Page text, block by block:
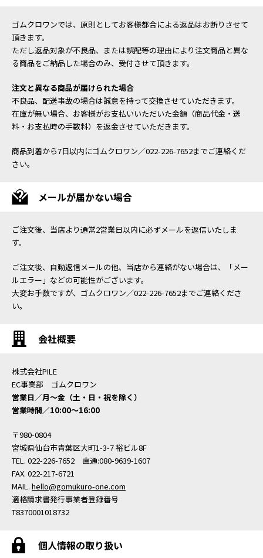
ゴムクロワンでは、原則としてお客様都合による返品はお断りさせて
頂きます。
ただし返品対象が不良品、または誤配等の理由により注文商品と異な
る商品をご納品した場合のみ、受付させて頂きます。
注文と異なる商品が届けられた場合
不良品、配送事故の場合は誠意を持って交換させていただきます。
在庫が無い場合、お客様がお支払いいただいた金額（商品代金・送
料・お支払時の手数料）を返金させていただきます。
商品到着から7日以内にゴムクロワン／022-226-7652までご連絡くだ
さい。
メールが届かない場合
ご注文後、当店より通常2営業日以内に必ずメールを返信いたしま
す。
ご注文後、自動返信メールの他、当店から連絡がない場合は、「メー
ルエラー」などの可能性がございます。
大変お手数ですが、ゴムクロワン／022-226-7652までご連絡くださ
い。
会社概要
株式会社PILE
EC事業部 ゴムクロワン
営業日／月〜金（土・日・祝を除く）
営業時間／10:00〜16:00
〒980-0804
宮城県仙台市青葉区大町1-3-7 裕ビル8F
TEL. 022-226-7652 直通:080-9639-1607
FAX. 022-217-6721
MAIL. hello@gomukuro-one.com
適格請求書発行事業者登録番号
T8370001018732
個人情報の取り扱い